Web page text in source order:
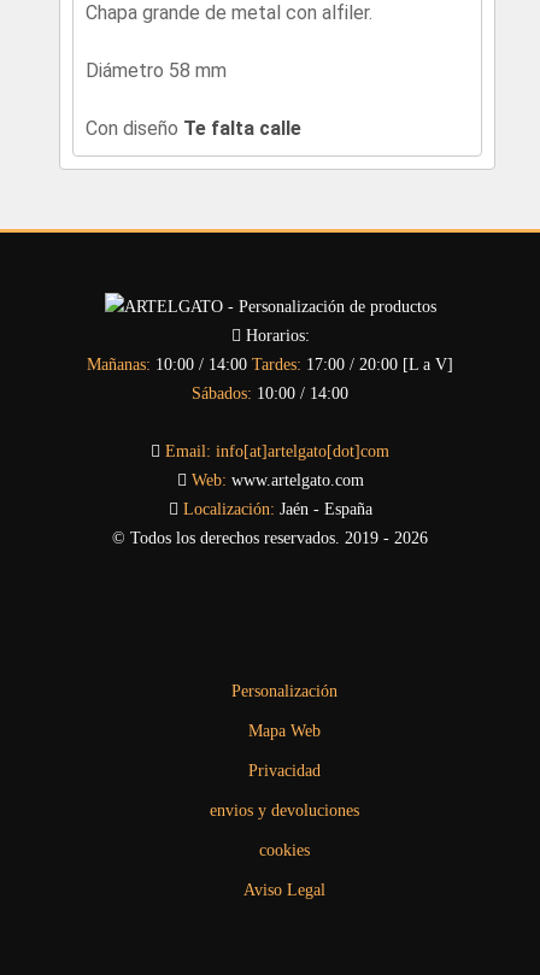
Chapa grande de metal con alfiler.
Diámetro 58 mm
Con diseño Te falta calle
Horarios:
Mañanas: 10:00 / 14:00 Tardes: 17:00 / 20:00 [L a V]
Sábados: 10:00 / 14:00
Email: info[at]artelgato[dot]com
Web: www.artelgato.com
Localización: Jaén - España
© Todos los derechos reservados. 2019 - 2026
Personalización
Mapa Web
Privacidad
envios y devoluciones
cookies
Aviso Legal